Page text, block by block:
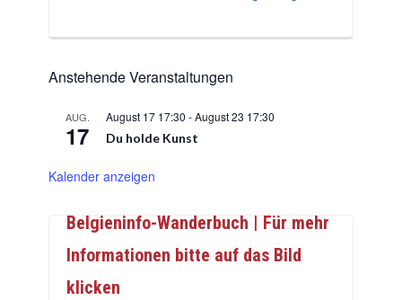
Anstehende Veranstaltungen
AUG.
17
August 17 17:30 -August 23 17:30
Du holde Kunst
Kalender anzeigen
Belgieninfo-Wanderbuch | Für mehr
Informationen bitte auf das Bild
klicken